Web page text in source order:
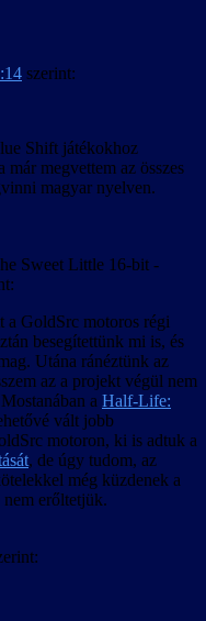
szerint:
Shift játékokhoz
már megvettem az összes
magyar nyelven.
Sweet Little 16-bit -
a GoldSrc motoros régi
besegítettünk mi is, és
Utána ránéztünk az
az a projekt végül nem
a Half-Life:
vált jobb
motoron, ki is adtuk a
, de úgy tudom, az
még küzdenek a
erőltetjük.